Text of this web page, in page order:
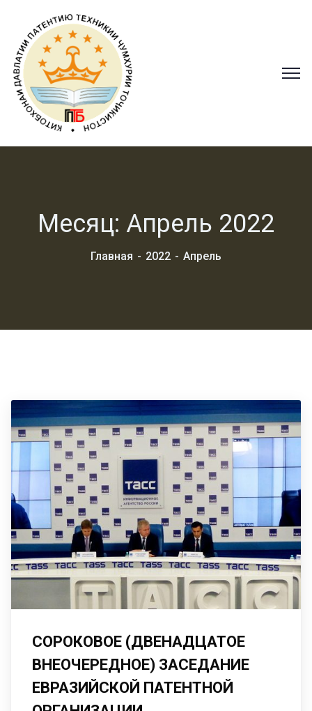
Месяц: Апрель 2022
Главная 2022 Апрель
СОРОКОВОЕ (ДВЕНАДЦАТОЕ
ВНЕОЧЕРЕДНОЕ) ЗАСЕДАНИЕ
ЕВРАЗИЙСКОЙ ПАТЕНТНОЙ